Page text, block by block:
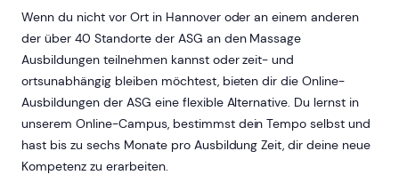
Wenn du nicht vor Ort in Hannover oder an einem anderen
der über 40 Standorte der ASG an den Massage
Ausbildungen teilnehmen kannst oder zeit- und
ortsunabhängig bleiben möchtest, bieten dir die Online-
Ausbildungen der ASG eine flexible Alternative. Du lernst in
unserem Online-Campus, bestimmst dein Tempo selbst und
hast bis zu sechs Monate pro Ausbildung Zeit, dir deine neue
Kompetenz zu erarbeiten.